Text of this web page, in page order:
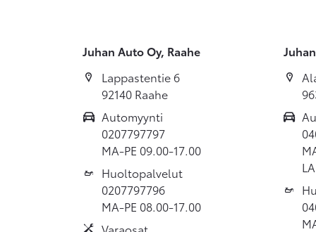
Juhan Auto Oy, Raahe
Lappastentie 6
92140 Raahe
Automyynti
0207797797
MA-PE 09.00-17.00
Huoltopalvelut
0207797796
MA-PE 08.00-17.00